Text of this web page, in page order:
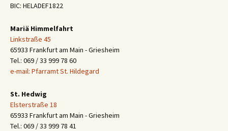
BIC: HELADEF1822
Mariä Himmelfahrt
Linkstraße 45
65933 Frankfurt am Main - Griesheim
Tel.: 069 / 33 999 78 60
e-mail: Pfarramt St. Hildegard
St. Hedwig
Elsterstraße 18
65933 Frankfurt am Main - Griesheim
Tel.: 069 / 33 999 78 41